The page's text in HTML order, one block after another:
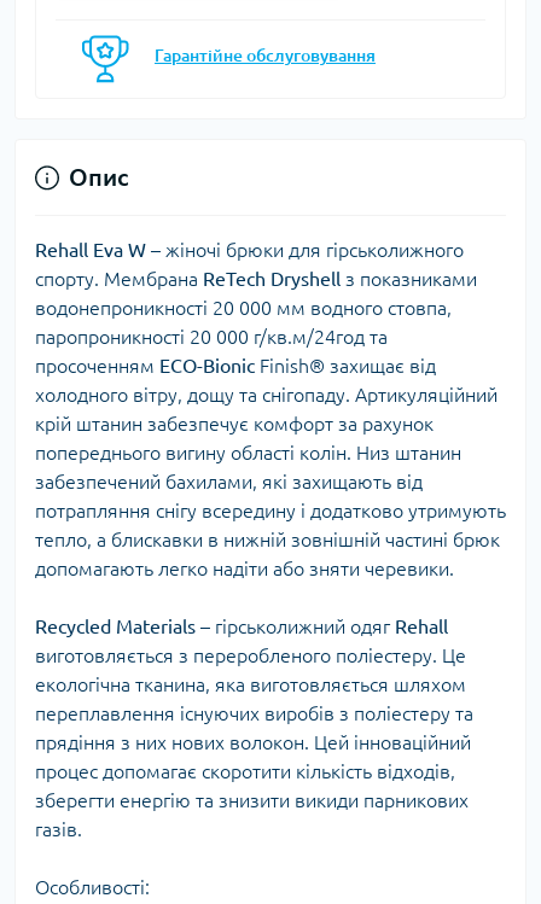
Гарантійне обслуговування
Опис
Rehall Eva W – жіночі брюки для гірськолижного
спорту. Мембрана ReTech Dryshell з показниками
водонепроникності 20 000 мм водного стовпа,
паропроникності 20 000 г/кв.м/24год та
просоченням ECO-Bionic Finish® захищає від
холодного вітру, дощу та снігопаду. Артикуляційний
крій штанин забезпечує комфорт за рахунок
попереднього вигину області колін. Низ штанин
забезпечений бахилами, які захищають від
потрапляння снігу всередину і додатково утримують
тепло, а блискавки в нижній зовнішній частині брюк
допомагають легко надіти або зняти черевики.
Recycled Materials – гірськолижний одяг Rehall
виготовляється з переробленого поліестеру. Це
екологічна тканина, яка виготовляється шляхом
переплавлення існуючих виробів з поліестеру та
прядіння з них нових волокон. Цей інноваційний
процес допомагає скоротити кількість відходів,
зберегти енергію та знизити викиди парникових
газів.
Особливості: